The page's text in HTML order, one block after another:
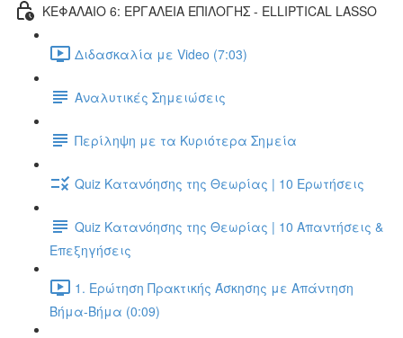
ΚΕΦΑΛΑΙΟ 6: ΕΡΓΑΛΕΙΑ ΕΠΙΛΟΓΗΣ - ELLIPTICAL LASSO
Διδασκαλία με Video (7:03)
Αναλυτικές Σημειώσεις
Περίληψη με τα Κυριότερα Σημεία
Quiz Κατανόησης της Θεωρίας | 10 Ερωτήσεις
Quiz Κατανόησης της Θεωρίας | 10 Απαντήσεις &
Επεξηγήσεις
1. Ερώτηση Πρακτικής Άσκησης με Απάντηση
Βήμα-Βήμα (0:09)